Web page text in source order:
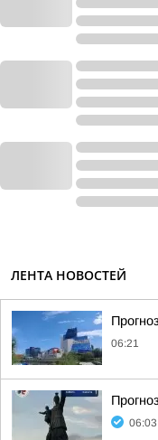
ЛЕНТА НОВОСТЕЙ
06:21
06:03